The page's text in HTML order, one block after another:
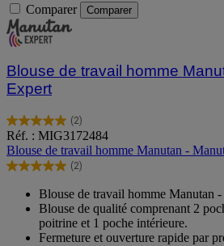
Comparer Comparer
Blouse de travail homme
Expert
(2)
5.0
sur
5
étoiles.
avis
Réf. : MIG3172484
Blouse de travail homme Manutan -
(2)
5.0
étoiles.
Blouse de travail homme Manutan
Blouse de qualité comprenant 2
poitrine et 1 poche intérieure.
Fermeture et ouverture rapide par